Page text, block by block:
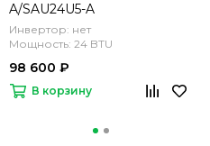
A/SAU24U5-A
Инвертор: нет
Мощность: 24 BTU
98 600 ₽
В корзину